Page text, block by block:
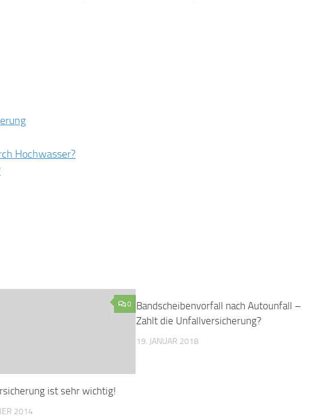
Hochwasser?
0
ist sehr wichtig!
2014
Bandscheibenvorfall nach Autounfall –
Zahlt die Unfallversicherung?
19. JANUAR 2018